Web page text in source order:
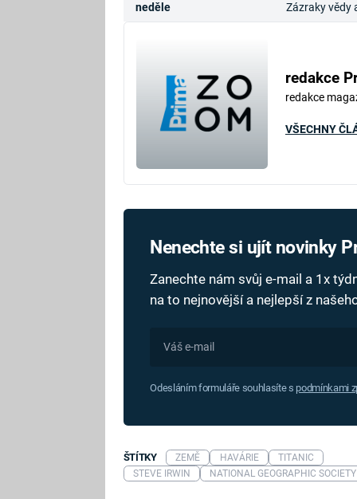
neděle Zázraky vědy
redakce
redakce
VŠECHNY
Nenechte si ujít novinky
Zanechte nám svůj e-mail a 1x
na to nejnovější a nejlepší z
Odesláním formuláře souhlasíte s podmínkami
ŠTÍTKY ZEMĚ HAVÁRIE
TITANIC
STEVE IRWIN
NATIONAL GEOGRAPHIC SOCIETY